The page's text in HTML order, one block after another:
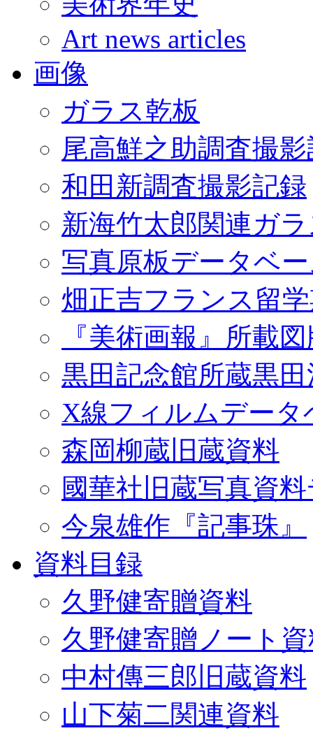
Art news articles
画像
ガラス乾板
尾高鮮之助調査撮
和田新調査撮影記録
新海竹太郎関連ガ
写真原板データベ
畑正吉フランス留
『美術画報』所載
黒田記念館所蔵黒
X線フィルムデータ
森岡柳蔵旧蔵資料
國華社旧蔵写真資
今泉雄作『記事珠』
資料目録
久野健寄贈資料
久野健寄贈ノート
中村傳三郎旧蔵資料
山下菊二関連資料